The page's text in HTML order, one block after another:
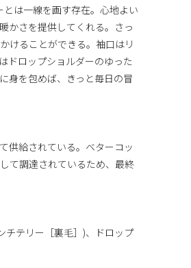
は一線を画す存在。心地よい
かさを提供してくれる。さっ
けることができる。袖口はリ
ドロップショルダーのゆった
身を包めば、きっと毎日の冒
供給されている。ベターコッ
て調達されているため、最終
チテリー［裏毛］)、ドロップ